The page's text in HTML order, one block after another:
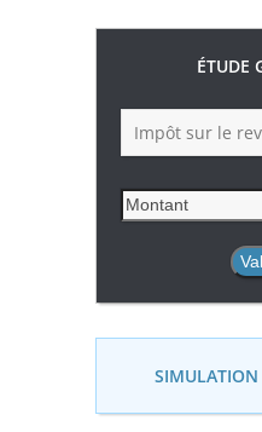
ÉTUDE
Impôt sur le